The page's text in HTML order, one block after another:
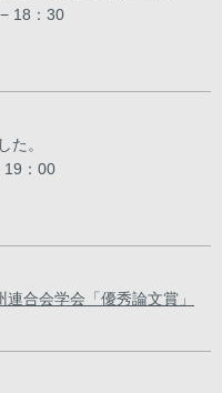
18：30
た。
：00
合会学会「優秀論文賞」